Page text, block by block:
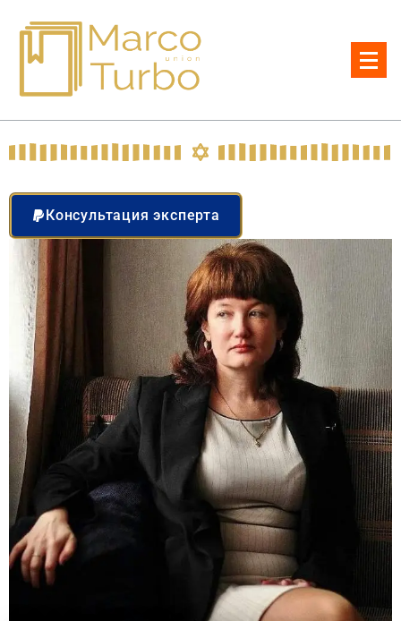
Консультация эксперта